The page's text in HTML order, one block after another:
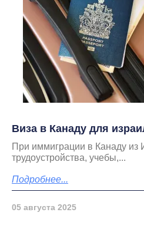
Виза в Канаду для
При иммиграции в Канаду из
трудоустройства, учебы,...
Подробнее...
05 августа 2025